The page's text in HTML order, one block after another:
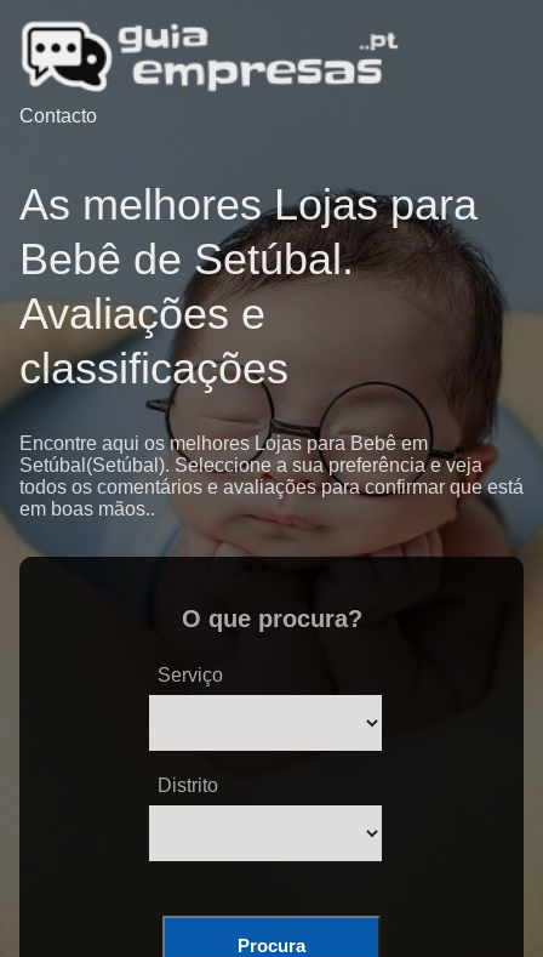
Contacto
As melhores Lojas para
Bebê de Setúbal.
Avaliações e
classificações
Encontre aqui os melhores Lojas para Bebê em
Setúbal(Setúbal). Seleccione a sua preferência e veja
todos os comentários e avaliações para confirmar que está
em boas mãos..
O que procura?
Serviço
Distrito
Procura